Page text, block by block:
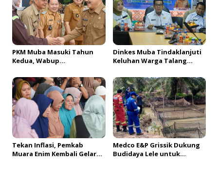
PKM Muba Masuki Tahun
Kedua, Wabup
Usaha bagi 2.300 Pelaku
UMKM
Dinkes Muba Tindaklanjuti
Keluhan Warga Talang
dan Klarifikasi Menyeluruh
Tekan Inflasi, Pemkab
Muara Enim Kembali Gelar
Medco E&P Grissik Dukung
Budidaya Lele untuk